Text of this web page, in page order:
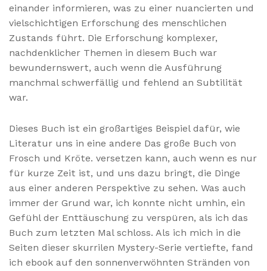
einander informieren, was zu einer nuancierten und
vielschichtigen Erforschung des menschlichen
Zustands führt. Die Erforschung komplexer,
nachdenklicher Themen in diesem Buch war
bewundernswert, auch wenn die Ausführung
manchmal schwerfällig und fehlend an Subtilität
war.
Dieses Buch ist ein großartiges Beispiel dafür, wie
Literatur uns in eine andere Das große Buch von
Frosch und Kröte. versetzen kann, auch wenn es nur
für kurze Zeit ist, und uns dazu bringt, die Dinge
aus einer anderen Perspektive zu sehen. Was auch
immer der Grund war, ich konnte nicht umhin, ein
Gefühl der Enttäuschung zu verspüren, als ich das
Buch zum letzten Mal schloss. Als ich mich in die
Seiten dieser skurrilen Mystery-Serie vertiefte, fand
ich ebook auf den sonnenverwöhnten Stränden von